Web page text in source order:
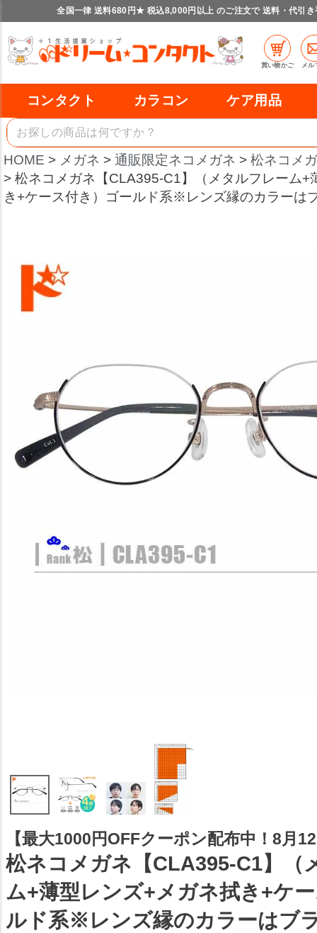
全国一律 送料680円★ 税込8,000円以上 のご注文で 送料・代引き
買い物かご メル
コンタクト カラコン ケア用品
HOME メガネ 通販限定ネコメガネ
松ネコメ
松ネコメガネ【CLA395-C1】（メタルフレーム+
き+ケース付き）ゴールド系※レンズ縁のカラーは
【最大1000円OFFクーポン配布中！8月
松ネコメガネ【CLA395-C1】（
ム+薄型レンズ+メガネ拭き+ケ
ルド系※レンズ縁のカラーはブ